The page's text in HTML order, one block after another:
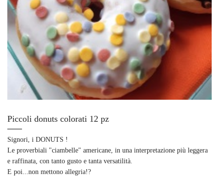
Piccoli donuts colorati 12 pz
Signori, i DONUTS !
Le proverbiali "ciambelle" americane, in una interpretazione più leggera
e raffinata, con tanto gusto e tanta versatilità.
E poi...non mettono allegria!?